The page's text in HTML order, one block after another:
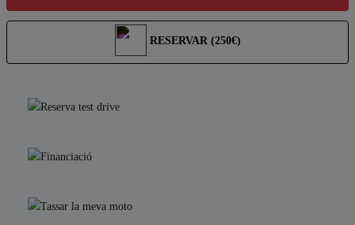
RESERVAR (250€)